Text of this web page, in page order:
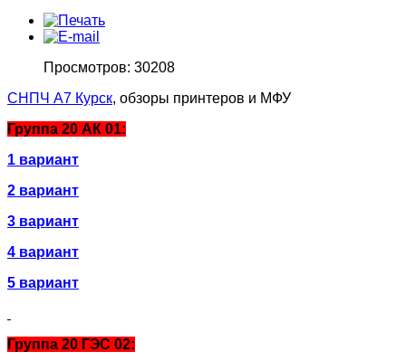
Просмотров: 30208
СНПЧ А7 Курск, обзоры принтеров и МФУ
Группа 20 АК 01:
1 вариант
2 вариант
3 вариант
4 вариант
5 вариант
Группа 20 ГЭС 02: